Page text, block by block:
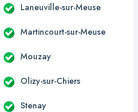
Laneuville-sur-Meuse
Martincourt-sur-Meuse
Mouzay
Olizy-sur-Chiers
Stenay